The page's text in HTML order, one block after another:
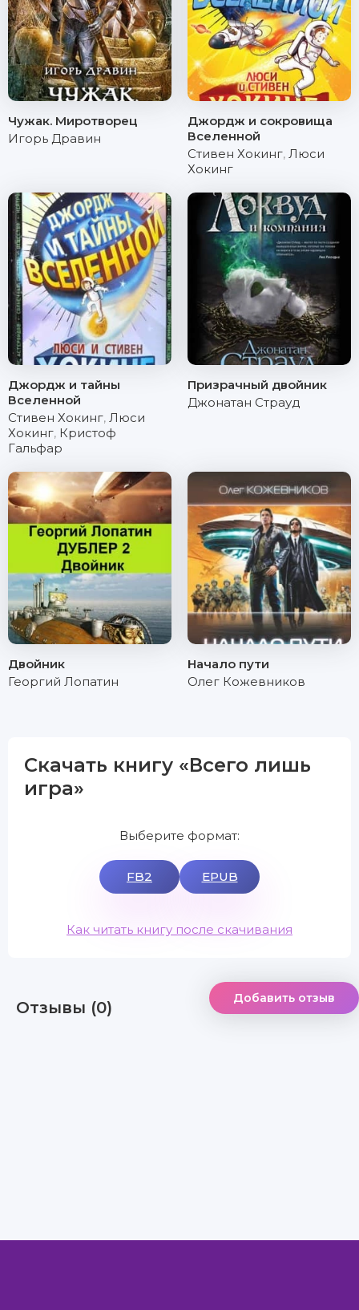
Чужак. Миротворец
Игорь Дравин
Джордж и сокровища
Вселенной
Стивен Хокинг, Люси
Хокинг
Джордж и тайны
Вселенной
Стивен Хокинг, Люси
Хокинг, Кристоф
Гальфар
Призрачный двойник
Джонатан Страуд
Двойник
Георгий Лопатин
Начало пути
Олег Кожевников
Скачать книгу «Всего лишь
игра»
Выберите формат:
FB2 EPUB
Как читать книгу после скачивания
Отзывы (0) Добавить отзыв